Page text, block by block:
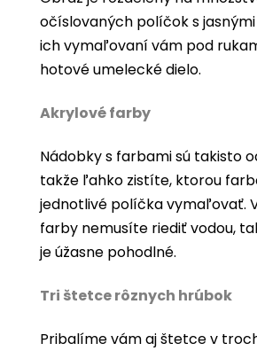
očíslovaných políčok s
ich vymaľovaní vám pod
hotové umelecké dielo.
Akrylové farby
Nádobky s farbami sú takisto
takže ľahko zistíte, ktorou
jednotlivé políčka vymaľovať.
farby nemusíte riediť vodou,
je úžasne pohodlné.
Tri štetce rôznych hrúbok
Pribalíme vám aj štetce v